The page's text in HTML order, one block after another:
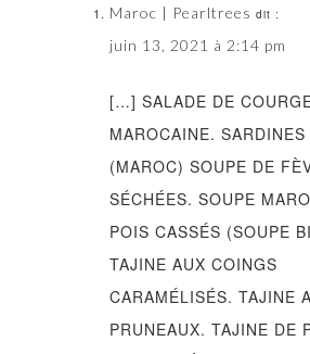
Maroc | Pearltrees dit :
juin 13, 2021 à 2:14 pm
[…] SALADE DE
MAROCAINE.
(MAROC) SOUPE DE
SÉCHÉES. SOUPE
POIS CASSÉS (SOUPE
TAJINE AUX COINGS
CARAMÉLISÉS. TAJINE
PRUNEAUX. TAJINE DE